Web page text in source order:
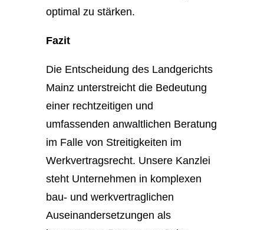
optimal zu stärken.
Fazit
Die Entscheidung des Landgerichts
Mainz unterstreicht die Bedeutung
einer rechtzeitigen und
umfassenden anwaltlichen Beratung
im Falle von Streitigkeiten im
Werkvertragsrecht. Unsere Kanzlei
steht Unternehmen in komplexen
bau- und werkvertraglichen
Auseinandersetzungen als